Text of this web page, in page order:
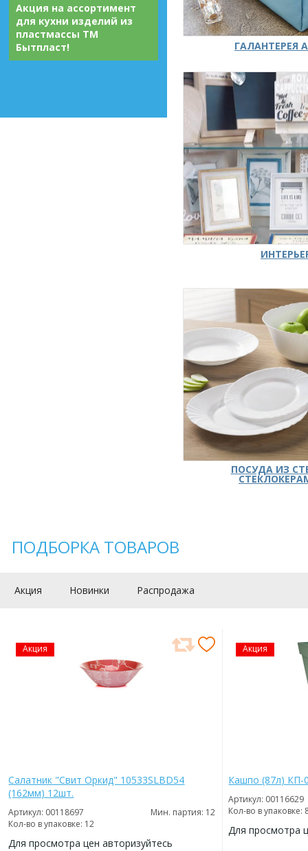
Акция на ассортимент
для кухни изделий из
пластмассы ТМ
Бытпласт!
ГАЛАНТЕРЕЯ
ПОСУДА ИЗ
ПОДБОРКА ТОВАРОВ
Акция Новинки Распродажа
Акция
Салатник "Свит Оркид" 10533SLBD54
(162мм) 12шт.
Артикул: 00118697
Мин. партия: 12
Кол-во в упаковке: 12
Для просмотра цен авторизуйтесь
Акция
Кашпо (87л) КП-
Артикул: 00116629
Кол-во в упаковке:
Для просмотра